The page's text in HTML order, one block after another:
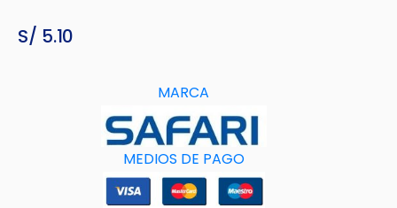
S/ 5.10
MARCA
MEDIOS DE PAGO